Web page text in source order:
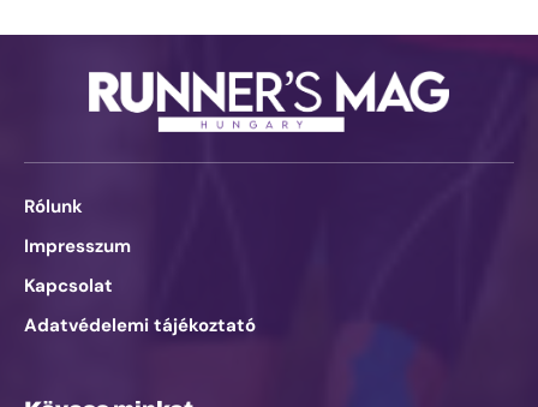
Rólunk
Impresszum
Kapcsolat
Adatvédelemi tájékoztató